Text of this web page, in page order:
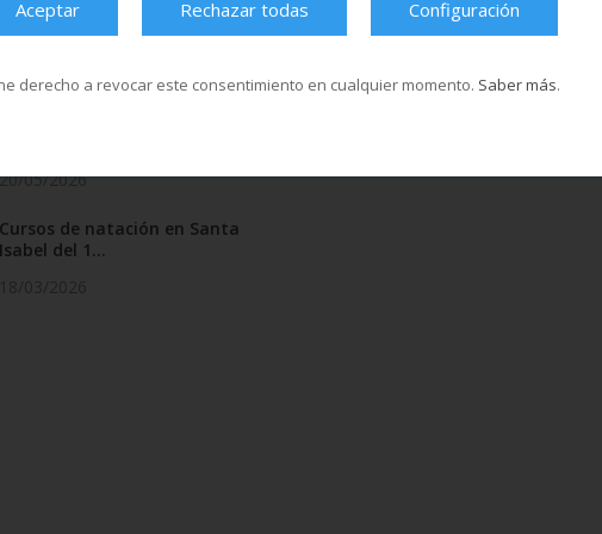
20/05/2026
Cursos de natación en Santa
Isabel del 1...
Aceptar Rechazar todas Configuración
derecho a revocar este consentimiento en cualquier momento. Saber más.